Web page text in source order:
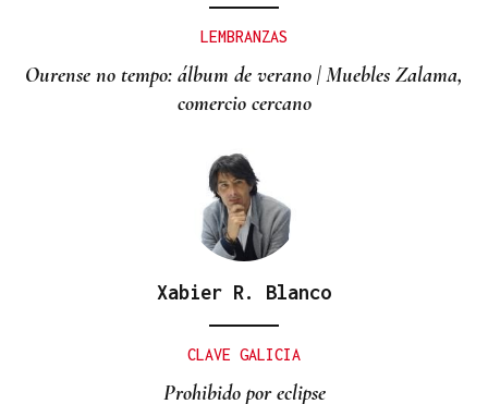
LEMBRANZAS
Ourense no tempo: álbum de verano | Muebles Zalama,
comercio cercano
Xabier R. Blanco
CLAVE GALICIA
Prohibido por eclipse